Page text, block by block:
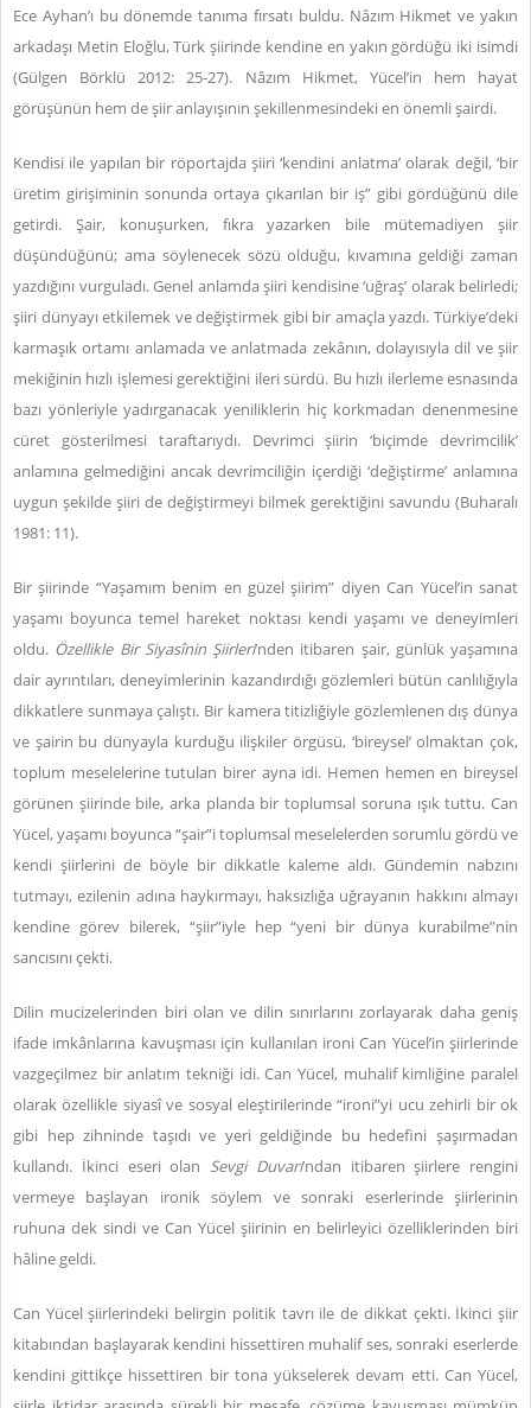
Ece Ayhan’ı bu dönemde tanıma fırsatı buldu. Nâzım Hikmet ve yakın
arkadaşı Metin Eloğlu, Türk şiirinde kendine en yakın gördüğü iki isimdi
(Gülgen Börklü 2012: 25-27). Nâzım Hikmet, Yücel’in hem hayat
görüşünün hem de şiir anlayışının şekillenmesindeki en önemli şairdi.
Kendisi ile yapılan bir röportajda şiiri ‘kendini anlatma’ olarak değil, ‘bir
üretim girişiminin sonunda ortaya çıkarılan bir iş” gibi gördüğünü dile
getirdi. Şair, konuşurken, fıkra yazarken bile mütemadiyen şiir
düşündüğünü; ama söylenecek sözü olduğu, kıvamına geldiği zaman
yazdığını vurguladı. Genel anlamda şiiri kendisine ‘uğraş’ olarak belirledi;
şiiri dünyayı etkilemek ve değiştirmek gibi bir amaçla yazdı. Türkiye’deki
karmaşık ortamı anlamada ve anlatmada zekânın, dolayısıyla dil ve şiir
mekiğinin hızlı işlemesi gerektiğini ileri sürdü. Bu hızlı ilerleme esnasında
bazı yönleriyle yadırganacak yeniliklerin hiç korkmadan denenmesine
cüret gösterilmesi taraftarıydı. Devrimci şiirin ‘biçimde devrimcilik’
anlamına gelmediğini ancak devrimciliğin içerdiği ‘değiştirme’ anlamına
uygun şekilde şiiri de değiştirmeyi bilmek gerektiğini savundu (Buharalı
1981: 11).
Bir şiirinde “Yaşamım benim en güzel şiirim” diyen Can Yücel’in sanat
yaşamı boyunca temel hareket noktası kendi yaşamı ve deneyimleri
oldu. Özellikle Bir Siyasînin Şiirleri’nden itibaren şair, günlük yaşamına
dair ayrıntıları, deneyimlerinin kazandırdığı gözlemleri bütün canlılığıyla
dikkatlere sunmaya çalıştı. Bir kamera titizliğiyle gözlemlenen dış dünya
ve şairin bu dünyayla kurduğu ilişkiler örgüsü, ‘bireysel’ olmaktan çok,
toplum meselelerine tutulan birer ayna idi. Hemen hemen en bireysel
görünen şiirinde bile, arka planda bir toplumsal soruna ışık tuttu. Can
Yücel, yaşamı boyunca “şair”i toplumsal meselelerden sorumlu gördü ve
kendi şiirlerini de böyle bir dikkatle kaleme aldı. Gündemin nabzını
tutmayı, ezilenin adına haykırmayı, haksızlığa uğrayanın hakkını almayı
kendine görev bilerek, “şiir”iyle hep “yeni bir dünya kurabilme”nin
sancısını çekti.
Dilin mucizelerinden biri olan ve dilin sınırlarını zorlayarak daha geniş
ifade imkânlarına kavuşması için kullanılan ironi Can Yücel’in şiirlerinde
vazgeçilmez bir anlatım tekniği idi. Can Yücel, muhalif kimliğine paralel
olarak özellikle siyasî ve sosyal eleştirilerinde “ironi”yi ucu zehirli bir ok
gibi hep zihninde taşıdı ve yeri geldiğinde bu hedefini şaşırmadan
kullandı. İkinci eseri olan Sevgi Duvarı’ndan itibaren şiirlere rengini
vermeye başlayan ironik söylem ve sonraki eserlerinde şiirlerinin
ruhuna dek sindi ve Can Yücel şiirinin en belirleyici özelliklerinden biri
hâline geldi.
Can Yücel şiirlerindeki belirgin politik tavrı ile de dikkat çekti. İkinci şiir
kitabından başlayarak kendini hissettiren muhalif ses, sonraki eserlerde
kendini gittikçe hissettiren bir tona yükselerek devam etti. Can Yücel,